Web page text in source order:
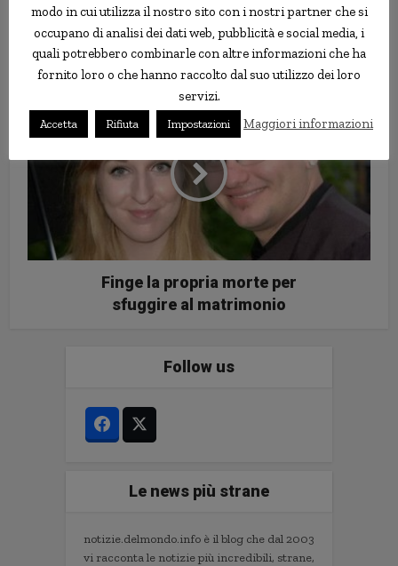
Il sub che per lavoro nuota nelle
fogne
Finge la propria morte per
sfuggire al matrimonio
Follow us
Le news più strane
notizie.delmondo.info è il blog che dal 2003
vi racconta le notizie più incredibili, strane,
modo in cui utilizza il nostro sito con i nostri partner che si
occupano di analisi dei dati web, pubblicità e social media, i
quali potrebbero combinarle con altre informazioni che ha
fornito loro o che hanno raccolto dal suo utilizzo dei loro
servizi.
Accetta Rifiuta Impostazioni Maggiori informazioni